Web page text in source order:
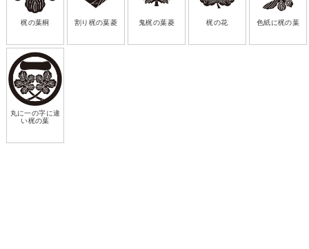
梶の葉桐 割り梶の葉菱 鬼梶の葉菱 梶の花 色紙に梶の葉
丸に一の字に違
い梶の葉